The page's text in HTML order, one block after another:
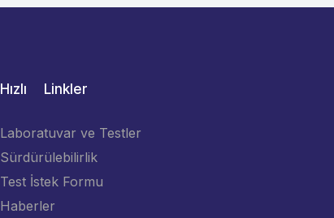
Hızlı Linkler
Laboratuvar ve Testler
Sürdürülebilirlik
Test İstek Formu
Haberler